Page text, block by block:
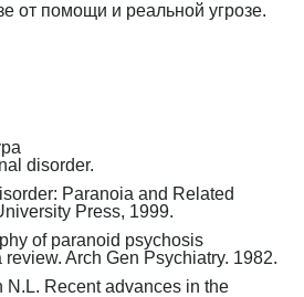
от помощи и реальной угрозе.
disorder.
Paranoia and Related
Press, 1999.
of paranoid psychosis
Arch Gen Psychiatry. 1982.
N.L. Recent advances in the